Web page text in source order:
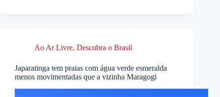
Ao Ar Livre, Descubra o Brasil
Japaratinga tem praias com água verde esmeralda
menos movimentadas que a vizinha Maragogi